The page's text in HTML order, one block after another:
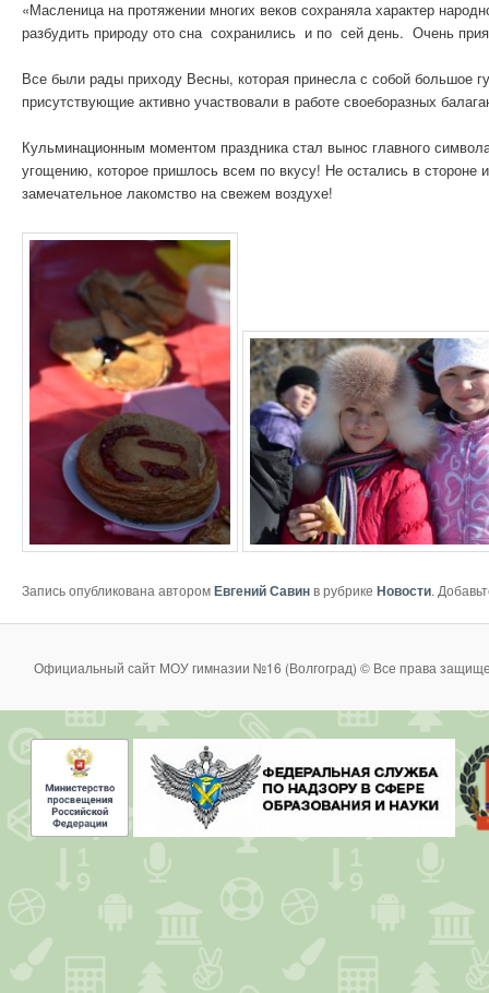
«Масленица на протяжении многих веков сохраняла характер
разбудить природу ото сна сохранились и по сей день. Очень
Все были рады приходу Весны, которая принесла с собой большое
присутствующие активно участвовали в работе своеборазных
Кульминационным моментом праздника стал вынос главного
угощению, которое пришлось всем по вкусу! Не остались в
замечательное лакомство на свежем воздухе!
Запись опубликована авторомЕвгений Савинв рубрике Новости.
Официальный сайт МОУ гимназии №16 (Волгоград) © Все права